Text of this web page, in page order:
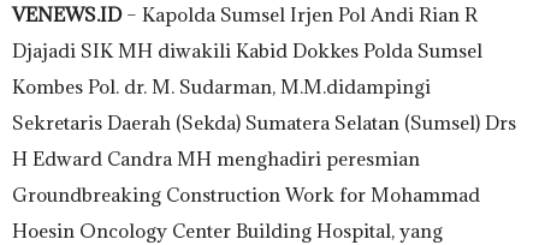
VENEWS.ID– Kapolda Sumsel Irjen Pol Andi Rian R
Djajadi SIK MH diwakili Kabid Dokkes Polda Sumsel
Kombes Pol. dr. M. Sudarman, M.M.didampingi
Sekretaris Daerah (Sekda) Sumatera Selatan (Sumsel) Drs
H Edward Candra MH menghadiri peresmian
Groundbreaking Construction Work for Mohammad
Hoesin Oncology Center Building Hospital, yang